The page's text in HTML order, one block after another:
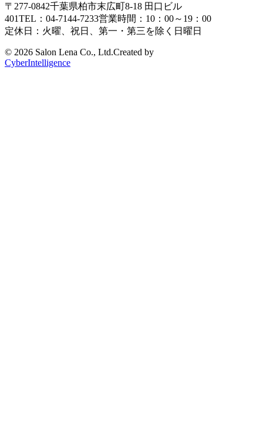
〒277-0842千葉県柏市末広町8-18 田口ビル
401TEL：04-7144-7233営業時間：10：00～19：00
定休日：火曜、祝日、第一・第三を除く日曜日
© 2026 Salon Lena Co., Ltd.Created by
CyberIntelligence